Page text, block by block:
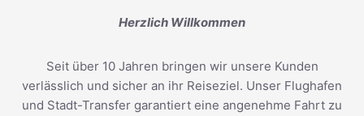
Herzlich Willkommen
Seit über 10 Jahren bringen wir unsere Kunden
verlässlich und sicher an ihr Reiseziel. Unser Flughafen
und Stadt-Transfer garantiert eine angenehme Fahrt zu